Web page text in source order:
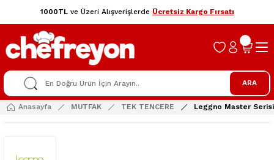
1000TLve Üzeri Alışverişlerde Ücretsiz Kargo Fırsatı
ARA
Anasayfa MUTFAK TEK TENCERE Leggno Master